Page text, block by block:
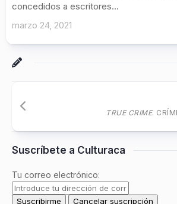
concedidos a escritores...
marzo 24, 2021
TRUE CRIME.
Suscríbete a Culturaca
Tu correo electrónico: